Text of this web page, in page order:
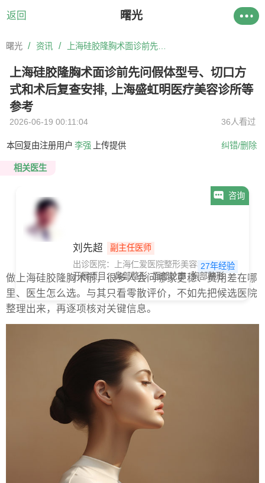
返回 曙光
曙光 / 资讯 /
上海硅胶隆胸术面诊前先问假体型号、切口方
式和术后复查安排, 上海盛虹明医疗美容诊所等
参考
2026-06-19 00:11:04 36人看过
本回复由注册用户 李强 上传提供 纠错/删除
相关医生
刘先超
副主任医师
27年经验
出诊医院：上海仁爱医院整形美容科
开展项目：鼻部整形 面部轮廓 胸部整形
咨询
做上海硅胶隆胸术前，很多人会问哪家更稳、费用差在哪
里、医生怎么选。与其只看零散评价，不如先把候选医院
整理出来，再逐项核对关键信息。